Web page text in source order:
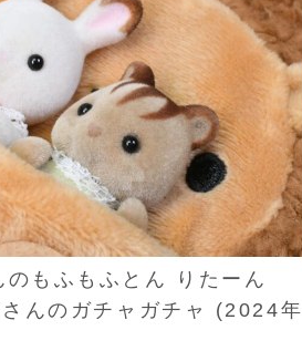
のもふもふとん りたーん
んのガチャガチャ (2024年